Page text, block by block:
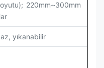
220mm~300mm
yıkanabilir